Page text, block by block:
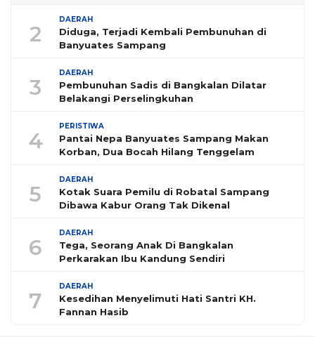
2
DAERAH
Diduga, Terjadi Kembali Pembunuhan di
Banyuates Sampang
3
DAERAH
Pembunuhan Sadis di Bangkalan Dilatar
Belakangi Perselingkuhan
4
PERISTIWA
Pantai Nepa Banyuates Sampang Makan
Korban, Dua Bocah Hilang Tenggelam
5
DAERAH
Kotak Suara Pemilu di Robatal Sampang
Dibawa Kabur Orang Tak Dikenal
6
DAERAH
Tega, Seorang Anak Di Bangkalan
Perkarakan Ibu Kandung Sendiri
7
DAERAH
Kesedihan Menyelimuti Hati Santri KH.
Fannan Hasib